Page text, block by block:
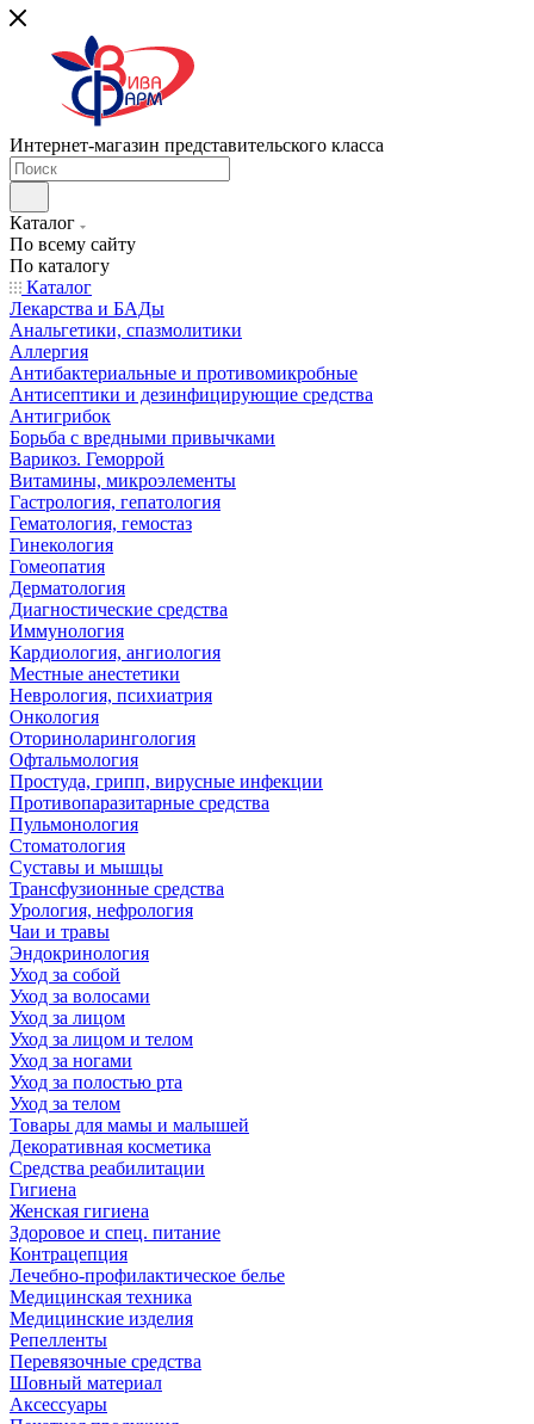
Интернет-магазин представительского класса
Каталог
По всему сайту
По каталогу
Каталог
Лекарства и БАДы
Анальгетики, спазмолитики
Аллергия
Антибактериальные и противомикробные
Антисептики и дезинфицирующие средства
Антигрибок
Борьба с вредными привычками
Варикоз. Геморрой
Витамины, микроэлементы
Гастрология, гепатология
Гематология, гемостаз
Гинекология
Гомеопатия
Дерматология
Диагностические средства
Иммунология
Кардиология, ангиология
Местные анестетики
Неврология, психиатрия
Онкология
Оториноларингология
Офтальмология
Простуда, грипп, вирусные инфекции
Противопаразитарные средства
Пульмонология
Стоматология
Суставы и мышцы
Трансфузионные средства
Урология, нефрология
Чаи и травы
Эндокринология
Уход за собой
Уход за волосами
Уход за лицом
Уход за лицом и телом
Уход за ногами
Уход за полостью рта
Уход за телом
Товары для мамы и малышей
Декоративная косметика
Средства реабилитации
Гигиена
Женская гигиена
Здоровое и спец. питание
Контрацепция
Лечебно-профилактическое белье
Медицинская техника
Медицинские изделия
Репелленты
Перевязочные средства
Шовный материал
Аксессуары